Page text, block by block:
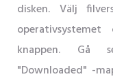
disken. Välj
knappen. Gå
"Downloaded" -